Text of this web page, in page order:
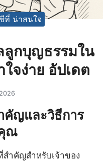
ที่ น่าสนใจ
ลูกบุญธรรมใน
จง่าย อัปเดต
คัญและวิธีการ
ณ
ำคัญสำหรับเจ้าของ